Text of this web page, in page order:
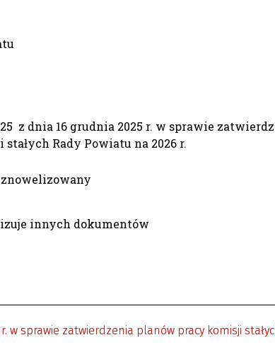
z dnia 16 grudnia 2025 r. w sprawie
Rady Powiatu na 2026 r.
znowelizowany
innych dokumentów
w sprawie zatwierdzenia planów pracy komisji